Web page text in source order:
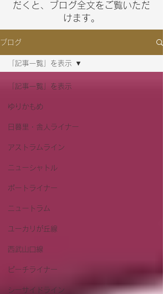
だくと、ブログ全文をご覧いただ
けます。
ブログ
「記事一覧」を表示
ゆりかもめ
日暮里・舎人ライナー
アストラムライン
ニューシャトル
ポートライナー
ニュートラム
ユーカリが丘線
西武山口線
ピーチライナー
シーサイドライン
「記事一覧」を表示